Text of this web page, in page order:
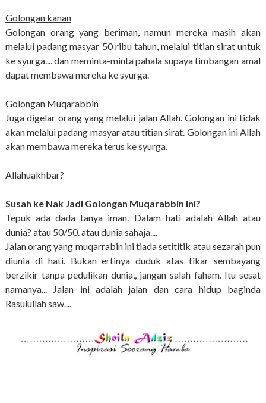
Golongan kanan
Golongan orang yang beriman, namun mereka masih akan
melalui padang masyar 50 ribu tahun, melalui titian sirat untuk
ke syurga.... dan meminta-minta pahala supaya timbangan amal
dapat membawa mereka ke syurga.
Golongan Muqarabbin
Juga digelar orang yang melalui jalan Allah. Golongan ini tidak
akan melalui padang masyar atau titian sirat. Golongan ini Allah
akan membawa mereka terus ke syurga.
Allahuakhbar?
Susah ke Nak Jadi Golongan Muqarabbin ini?
Tepuk ada dada tanya iman. Dalam hati adalah Allah atau
dunia? atau 50/50. atau dunia sahaja....
Jalan orang yang muqarrabin ini tiada setititik atau sezarah pun
diunia di hati. Bukan ertinya duduk atas tikar sembayang
berzikir tanpa pedulikan dunia,, jangan salah faham. Itu sesat
namanya... Jalan ini adalah jalan dan cara hidup baginda
Rasulullah saw....